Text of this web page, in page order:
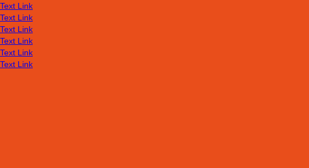
Text Link
Text Link
Text Link
Text Link
Text Link
Text Link